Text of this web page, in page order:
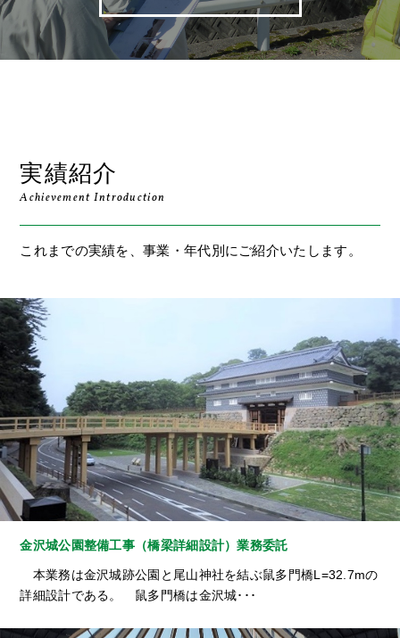
実績紹介
Achievement Introduction
これまでの実績を、事業・年代別にご紹介いたします。
金沢城公園整備工事（橋梁詳細設計）業務委託
本業務は金沢城跡公園と尾山神社を結ぶ鼠多門橋L=32.7mの
詳細設計である。 鼠多門橋は金沢城･･･